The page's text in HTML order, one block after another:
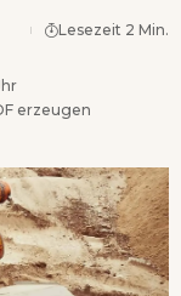
erzeugen
Lesezeit 2 Min.